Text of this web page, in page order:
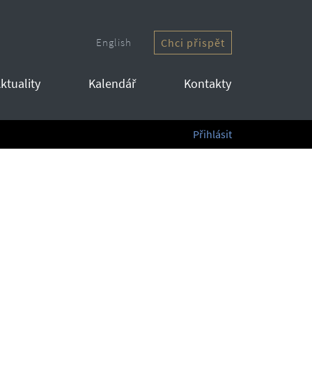
English Chci přispět
Kalendář Kontakty
Přihlásit